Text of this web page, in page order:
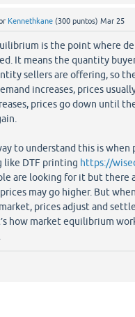
Kennethkane (300 puntos) Mar 25
is the point where
It means the quantity
sellers are offering, so
increases, prices
prices go down until
to understand this is when
like DTF printing https://
are looking for it but there
may go higher. But
prices adjust and
how market equilibrium